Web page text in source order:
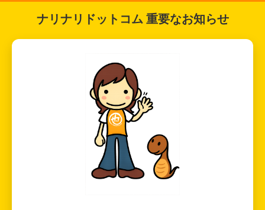
ナリナリドットコム 重要なお知らせ